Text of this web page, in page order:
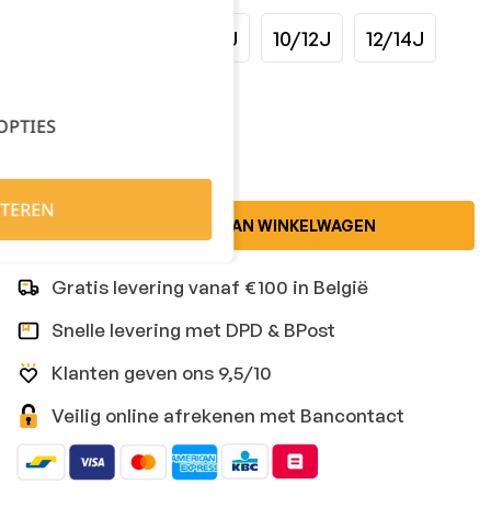
8/10J 10/12J 12/14J
TOEVOEGEN AAN WINKELWAGEN
Gratis levering vanaf €100 in België
Snelle levering met DPD & BPost
Klanten geven ons 9,5/10
Veilig online afrekenen met Bancontact